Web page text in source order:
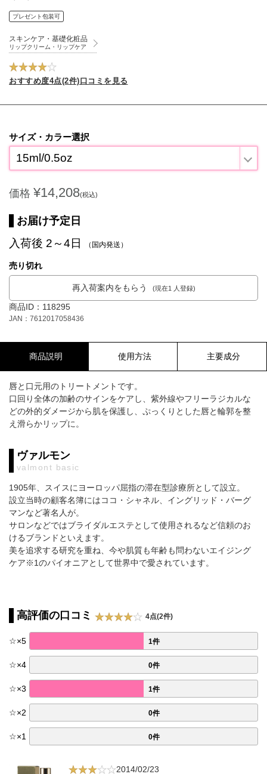
プレゼント包装可
スキンケア・基礎化粧品
リップクリーム・リップケア
おすすめ度4点(2件)口コミを見る
サイズ・カラー選択
15ml/0.5oz
価格 ¥14,208(税込)
お届け予定日
入荷後 2～4日 （国内発送）
売り切れ
再入荷案内をもらう (現在1 人登録)
商品ID：118295
JAN：7612017058436
商品説明 使用方法 主要成分
唇と口元用のトリートメントです。
口回り全体の加齢のサインをケアし、紫外線やフリーラジカルな
どの外的ダメージから肌を保護し、ぷっくりとした唇と輪郭を整
え滑らかリップに。
ヴァルモン
valmont basic
1905年、スイスにヨーロッパ屈指の滞在型診療所として設立。
設立当時の顧客名簿にはココ・シャネル、イングリッド・バーグ
マンなど著名人が。
サロンなどではブライダルエステとして使用されるなど信頼のお
けるブランドといえます。
美を追求する研究を重ね、今や肌質も年齢も問わないエイジング
ケア※1のパイオニアとして世界中で愛されています。
高評価の口コミ 4点(2件)
☆×5 1件
☆×4 0件
☆×3 1件
☆×2 0件
☆×1 0件
2014/02/23